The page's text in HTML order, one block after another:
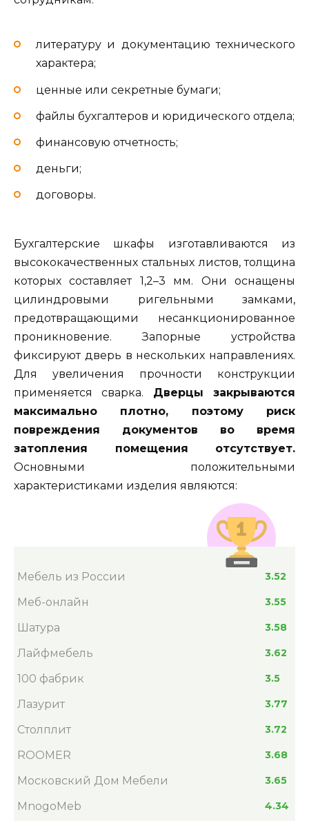
литературу и документацию технического
характера;
ценные или секретные бумаги;
файлы бухгалтеров и юридического отдела;
финансовую отчетность;
деньги;
договоры.
Бухгалтерские шкафы изготавливаются из
высококачественных стальных листов, толщина
которых составляет 1,2–3 мм. Они оснащены
цилиндровыми ригельными замками,
предотвращающими несанкционированное
проникновение. Запорные устройства
фиксируют дверь в нескольких направлениях.
Для увеличения прочности конструкции
применяется сварка. Дверцы закрываются
максимально плотно, поэтому риск
повреждения документов во время
затопления помещения отсутствует.
Основными положительными
характеристиками изделия являются:
Мебель из России 3.52
Меб-онлайн 3.55
Шатура 3.58
Лайфмебель 3.62
100 фабрик 3.5
Лазурит 3.77
Столплит 3.72
ROOMER 3.68
Московский Дом Мебели 3.65
MnogoMeb 4.34